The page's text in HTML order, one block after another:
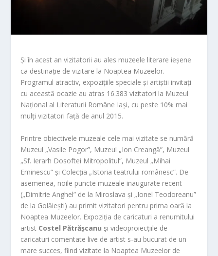
Și în acest an vizitatorii au ales muzeele literare ieșene
ca destinație de vizitare la Noaptea Muzeelor.
Programul atractiv, expozițiile speciale și artiștii invitați
cu această ocazie au atras 16.383 vizitatori la Muzeul
Național al Literaturii Române Iași, cu peste 10% mai
mulți vizitatori față de anul 2015.
Printre obiectivele muzeale cele mai vizitate se numără
Muzeul „Vasile Pogor”, Muzeul „Ion Creangă”, Muzeul
„Sf. Ierarh Dosoftei Mitropolitul”, Muzeul „Mihai
Eminescu” și Colecția „Istoria teatrului românesc”. De
asemenea, noile puncte muzeale inaugurate recent
(„Dimitrie Anghel” de la Miroslava și „Ionel Teodoreanu”
de la Golăiești) au primit vizitatori pentru prima oară la
Noaptea Muzeelor. Expoziția de caricaturi a renumitului
artist Costel Pătrășcanu și videoproiecțiile de
caricaturi comentate live de artist s-au bucurat de un
mare succes, fiind vizitate la Noaptea Muzeelor de